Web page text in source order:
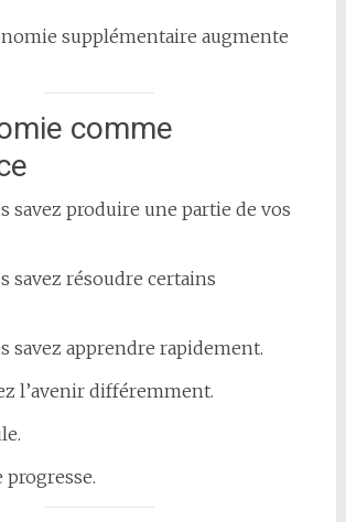
supplémentaire augmente
comme
savez produire une partie de vos
savez résoudre certains
savez apprendre rapidement.
l’avenir différemment.
progresse.